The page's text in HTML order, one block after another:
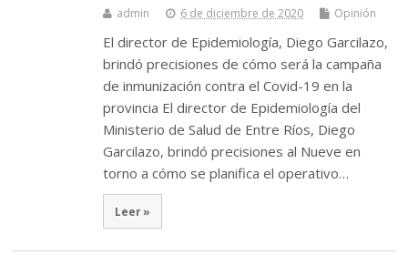
admin 6 de diciembre de 2020 Opinión
El director de Epidemiología, Diego Garcilazo,
brindó precisiones de cómo será la campaña
de inmunización contra el Covid-19 en la
provincia El director de Epidemiología del
Ministerio de Salud de Entre Ríos, Diego
Garcilazo, brindó precisiones al Nueve en
torno a cómo se planifica el operativo…
Leer »